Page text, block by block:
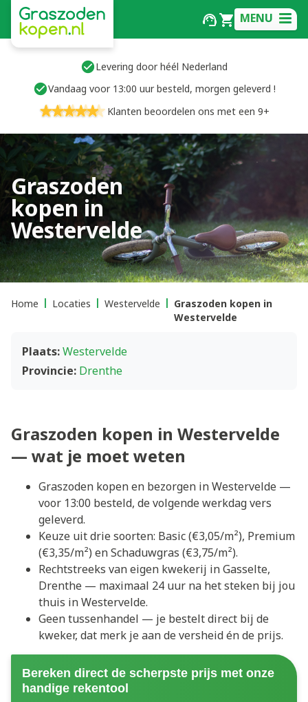
MENU
Levering door héél Nederland
Vandaag voor 13:00 uur besteld, morgen geleverd !
Klanten beoordelen ons met een 9+
Graszoden
kopen in
Westervelde
Home Locaties Westervelde
Graszoden kopen in
Westervelde
Plaats:Westervelde
Provincie: Drenthe
Graszoden kopen in Westervelde
— wat je moet weten
Graszoden kopen en bezorgen in Westervelde —
voor 13:00 besteld, de volgende werkdag vers
geleverd.
Keuze uit drie soorten: Basic (€3,05/m²), Premium
(€3,35/m²) en Schaduwgras (€3,75/m²).
Rechtstreeks van eigen kwekerij in Gasselte,
Drenthe — maximaal 24 uur na het steken bij jou
thuis in Westervelde.
Geen tussenhandel — je bestelt direct bij de
kweker, dat merk je aan de versheid én de prijs.
Bereken direct de scherpste prijs met onze
handige rekentool